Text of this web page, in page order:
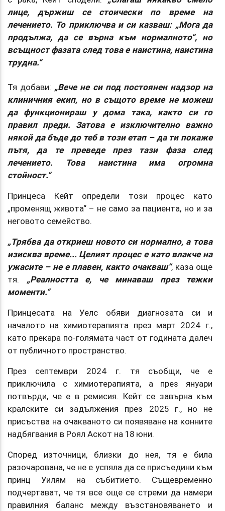
лице, държиш се стоически по време на
лечението. То приключва и си казваш: „Мога да
продължа, да се върна към нормалното“, но
всъщност фазата след това е наистина, наистина
трудна.“
Тя добави: „Вече не си под постоянен надзор на
клиничния екип, но в същото време не можеш
да функционираш у дома така, както си го
правил преди. Затова е изключително важно
някой да бъде до теб в този етап – да ти покаже
пътя, да те преведе през тази фаза след
лечението. Това наистина има огромна
стойност.“
Принцеса Кейт определи този процес като
„променящ живота“ – не само за пациента, но и за
неговото семейство.
„Трябва да откриеш новото си нормално, а това
изисква време... Целият процес е като влакче на
ужасите – не е плавен, както очакваш“, каза още
тя. „Реалността е, че минаваш през тежки
моменти.“
Принцесата на Уелс обяви диагнозата си и
началото на химиотерапията през март 2024 г.,
като прекара по-голямата част от годината далеч
от публичното пространство.
През септември 2024 г. тя съобщи, че е
приключила с химиотерапията, а през януари
потвърди, че е в ремисия. Кейт се завърна към
кралските си задължения през 2025 г., но не
присъства на очакваното си появяване на конните
надбягвания в Роял Аскот на 18 юни.
Според източници, близки до нея, тя е била
разочарована, че не е успяла да се присъедини към
принц Уилям на събитието. Същевременно
подчертават, че тя все още се стреми да намери
правилния баланс между възстановяването и